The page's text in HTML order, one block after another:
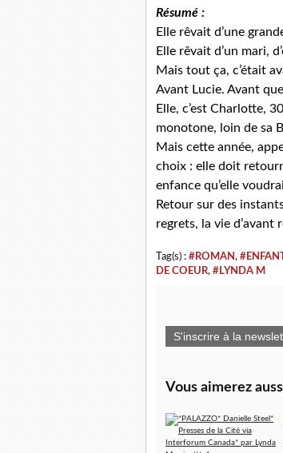
Résumé :
Elle rêvait d’une
Elle rêvait d’un mari,
Mais tout ça, c’était
Avant Lucie. Avant
Elle, c’est Charlotte,
monotone, loin de sa
Mais cette année,
choix : elle doit
enfance qu’elle
Retour sur des
regrets, la vie d’avant
Tag(s) : #ROMAN,
DE COEUR, #LYNDA M
S'inscrire à la
Vous aimerez